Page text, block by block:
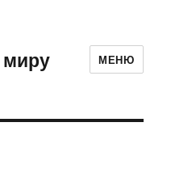
МЕНЮ